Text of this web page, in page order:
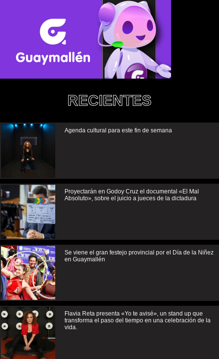
RECIENTES
Agenda cultural para este fin de semana
Proyectarán en Godoy Cruz el documental «El Mal
Absoluto», sobre el juicio a jueces de la dictadura
Se viene el gran festejo provincial por el Día de la Niñez
en Guaymallén
Flavia Reta presenta «Yo te avisé», un stand up que
transforma el paso del tiempo en una celebración de la
vida.